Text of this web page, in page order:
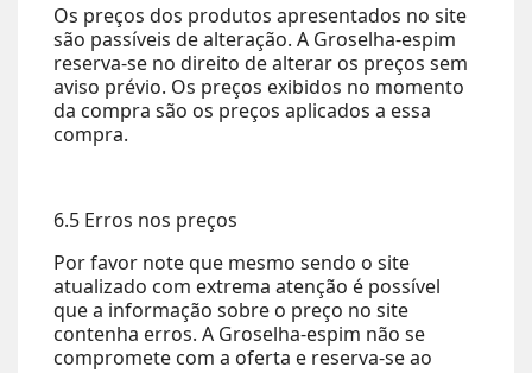
Os preços dos produtos apresentados no site
são passíveis de alteração. A Groselha-espim
reserva-se no direito de alterar os preços sem
aviso prévio. Os preços exibidos no momento
da compra são os preços aplicados a essa
compra.
6.5 Erros nos preços
Por favor note que mesmo sendo o site
atualizado com extrema atenção é possível
que a informação sobre o preço no site
contenha erros. A Groselha-espim não se
compromete com a oferta e reserva-se ao